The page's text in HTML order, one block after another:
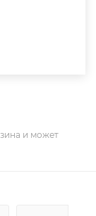
и может